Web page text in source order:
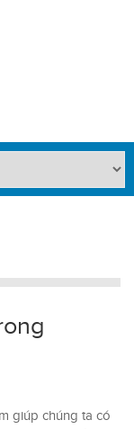
giúp chúng ta có